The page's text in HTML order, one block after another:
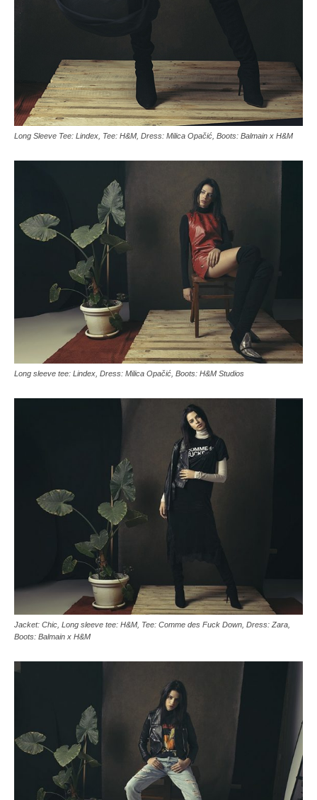
Long Sleeve Tee: Lindex, Tee: H&M, Dress: Milica Opačić, Boots: Balmain x H&M
Long sleeve tee: Lindex, Dress: Milica Opačić, Boots: H&M Studios
Jacket: Chic, Long sleeve tee: H&M, Tee: Comme des Fuck Down, Dress: Zara,
Boots: Balmain x H&M